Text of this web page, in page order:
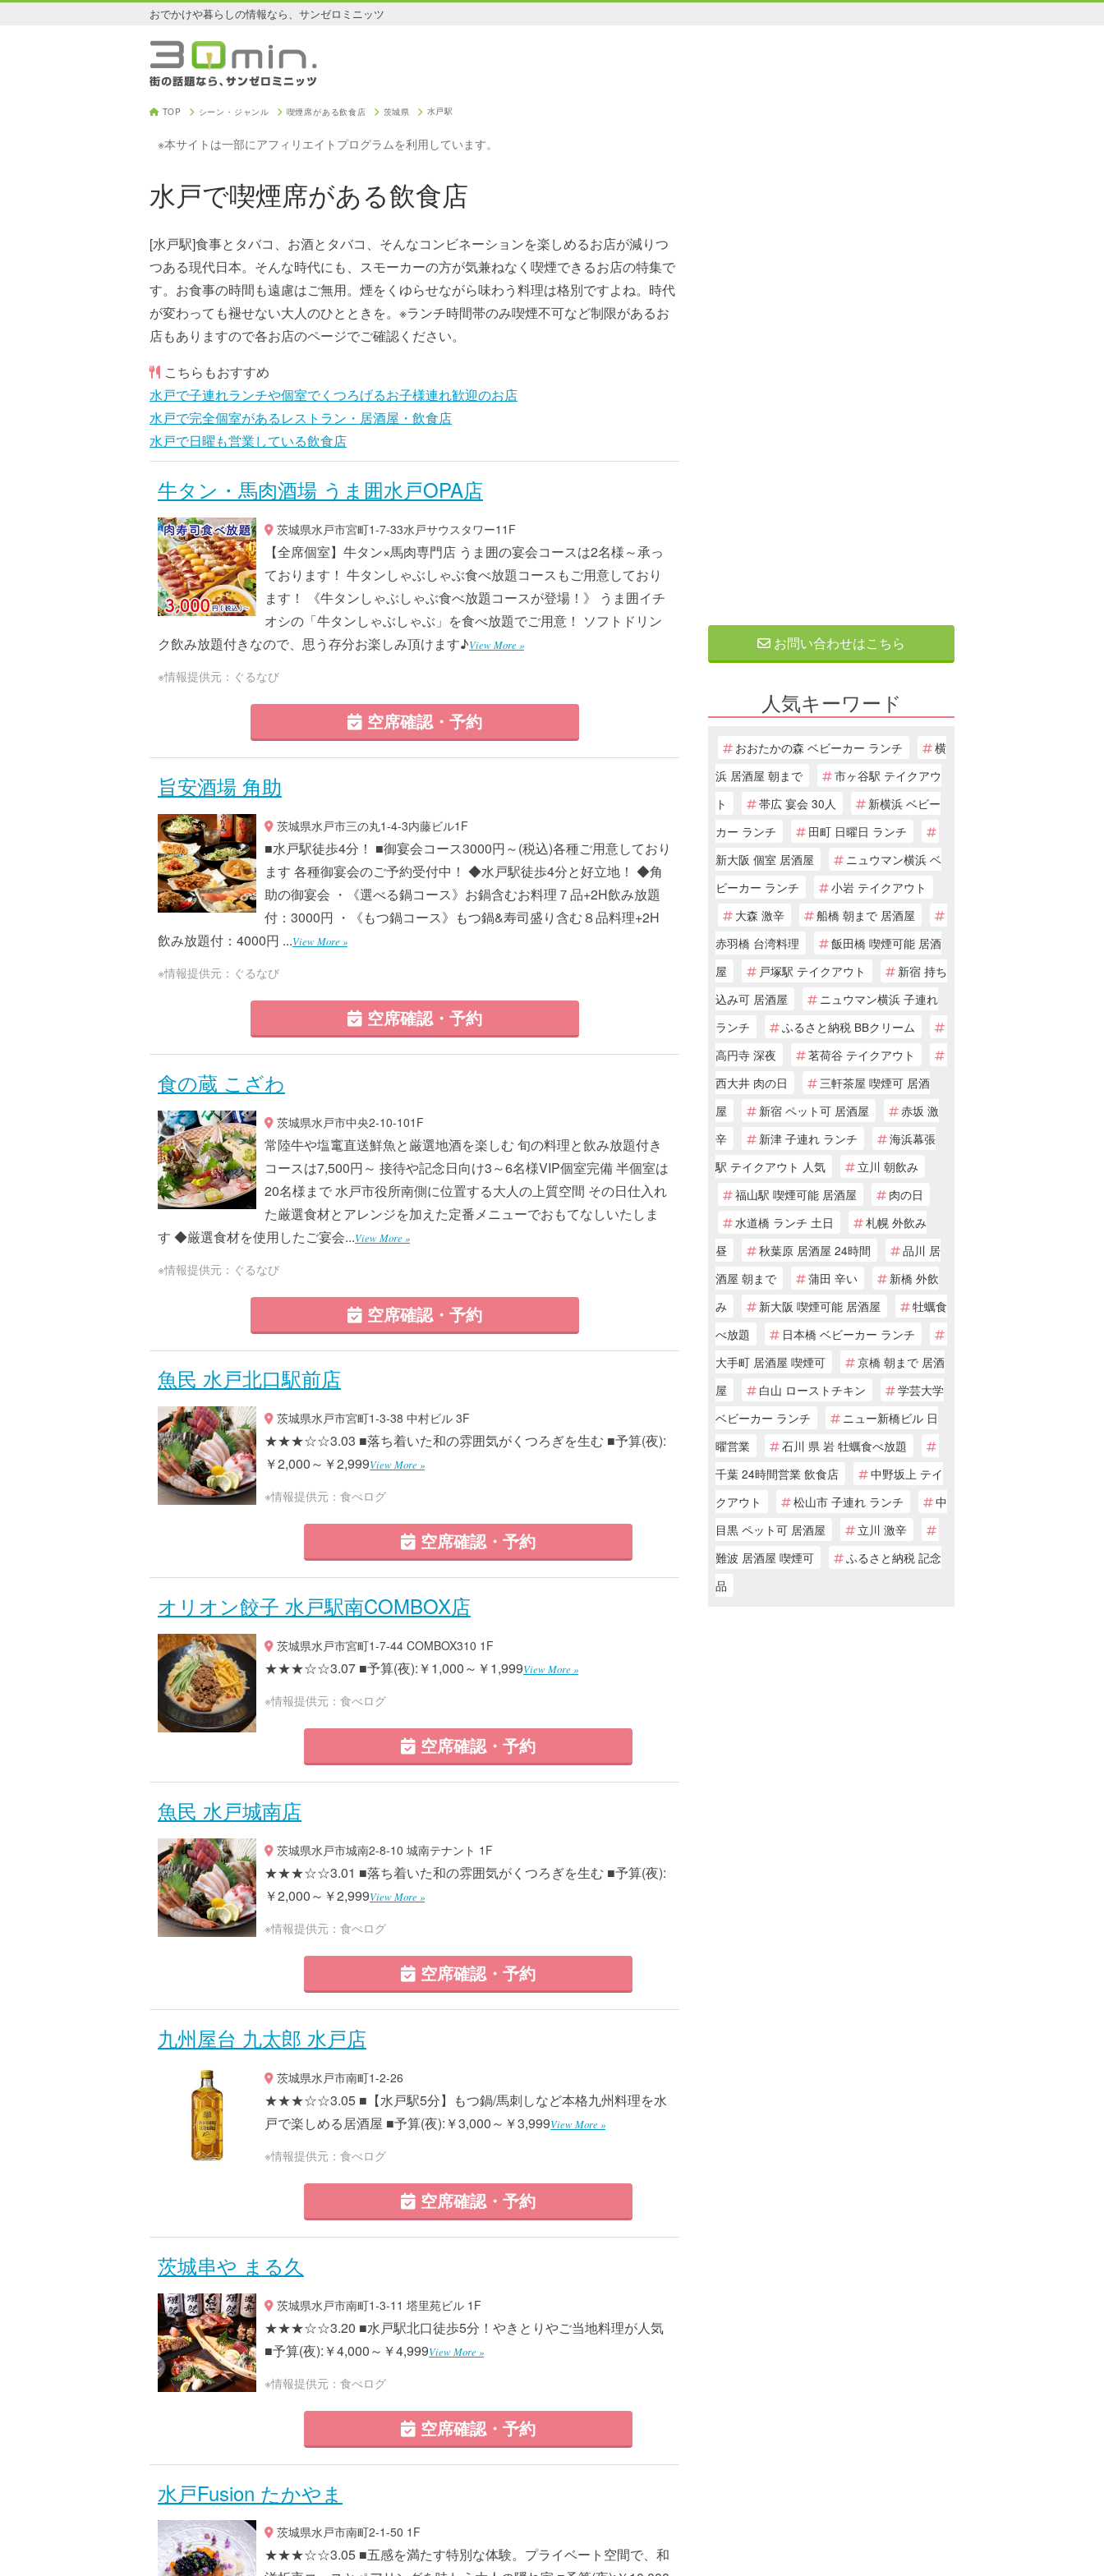
おでかけや暮らしの情報なら、サンゼロミニッツ
TOP シーン・ジャンル 喫煙席がある飲食店 茨城県 水戸駅
※本サイトは一部にアフィリエイトプログラムを利用しています。
水戸で喫煙席がある飲食店
[水戸駅]食事とタバコ、お酒とタバコ、そんなコンビネーションを楽しめるお店が減りつ
つある現代日本。そんな時代にも、スモーカーの方が気兼ねなく喫煙できるお店の特集で
す。お食事の時間も遠慮はご無用。煙をくゆらせながら味わう料理は格別ですよね。時代
が変わっても褪せない大人のひとときを。※ランチ時間帯のみ喫煙不可など制限があるお
店もありますので各お店のページでご確認ください。
こちらもおすすめ
水戸で子連れランチや個室でくつろげるお子様連れ歓迎のお店
水戸で完全個室があるレストラン・居酒屋・飲食店
水戸で日曜も営業している飲食店
牛タン・馬肉酒場 うま囲水戸OPA店
茨城県水戸市宮町1-7-33水戸サウスタワー11F
【全席個室】牛タン×馬肉専門店 うま囲の宴会コースは2名様～承っ
ております！ 牛タンしゃぶしゃぶ食べ放題コースもご用意しており
ます！ 《牛タンしゃぶしゃぶ食べ放題コースが登場！》 うま囲イチ
オシの「牛タンしゃぶしゃぶ」を食べ放題でご用意！ ソフトドリン
ク飲み放題付きなので、思う存分お楽しみ頂けます♪View More »
※情報提供元：ぐるなび
空席確認・予約
旨安酒場 角助
茨城県水戸市三の丸1-4-3内藤ビル1F
■水戸駅徒歩4分！ ■御宴会コース3000円～(税込)各種ご用意しており
ます 各種御宴会のご予約受付中！ ◆水戸駅徒歩4分と好立地！ ◆角
助の御宴会 ・《選べる鍋コース》お鍋含むお料理７品+2H飲み放題
付：3000円 ・《もつ鍋コース》もつ鍋&寿司盛り含む８品料理+2H
飲み放題付：4000円 ...View More »
※情報提供元：ぐるなび
空席確認・予約
食の蔵 こざわ
茨城県水戸市中央2-10-101F
常陸牛や塩竃直送鮮魚と厳選地酒を楽しむ 旬の料理と飲み放題付き
コースは7,500円～ 接待や記念日向け3～6名様VIP個室完備 半個室は
20名様まで 水戸市役所南側に位置する大人の上質空間 その日仕入れ
た厳選食材とアレンジを加えた定番メニューでおもてなしいたしま
す ◆厳選食材を使用したご宴会...View More »
※情報提供元：ぐるなび
空席確認・予約
魚民 水戸北口駅前店
茨城県水戸市宮町1-3-38 中村ビル 3F
★★★☆☆3.03 ■落ち着いた和の雰囲気がくつろぎを生む ■予算(夜):
￥2,000～￥2,999View More »
※情報提供元：食べログ
空席確認・予約
オリオン餃子 水戸駅南COMBOX店
茨城県水戸市宮町1-7-44 COMBOX310 1F
★★★☆☆3.07 ■予算(夜):￥1,000～￥1,999View More »
※情報提供元：食べログ
空席確認・予約
魚民 水戸城南店
茨城県水戸市城南2-8-10 城南テナント 1F
★★★☆☆3.01 ■落ち着いた和の雰囲気がくつろぎを生む ■予算(夜):
￥2,000～￥2,999View More »
※情報提供元：食べログ
空席確認・予約
九州屋台 九太郎 水戸店
茨城県水戸市南町1-2-26
★★★☆☆3.05 ■【水戸駅5分】もつ鍋/馬刺しなど本格九州料理を水
戸で楽しめる居酒屋 ■予算(夜):￥3,000～￥3,999View More »
※情報提供元：食べログ
空席確認・予約
茨城串や まる久
茨城県水戸市南町1-3-11 塔里苑ビル 1F
★★★☆☆3.20 ■水戸駅北口徒歩5分！やきとりやご当地料理が人気
■予算(夜):￥4,000～￥4,999View More »
※情報提供元：食べログ
空席確認・予約
水戸Fusion たかやま
茨城県水戸市南町2-1-50 1F
★★★☆☆3.05 ■五感を満たす特別な体験。プライベート空間で、和
お問い合わせはこちら
人気キーワード
おおたかの森 ベビーカー ランチ
横
浜 居酒屋 朝まで
市ヶ谷駅 テイクアウ
ト
帯広 宴会 30人
新横浜 ベビー
カー ランチ
田町 日曜日 ランチ
新大阪 個室 居酒屋
ニュウマン横浜 ベ
ビーカー ランチ
小岩 テイクアウト
大森 激辛
船橋 朝まで 居酒屋
赤羽橋 台湾料理
飯田橋 喫煙可能 居酒
屋
戸塚駅 テイクアウト
新宿 持ち
込み可 居酒屋
ニュウマン横浜 子連れ
ランチ
ふるさと納税 BBクリーム
高円寺 深夜
茗荷谷 テイクアウト
西大井 肉の日
三軒茶屋 喫煙可 居酒
屋
新宿 ペット可 居酒屋
赤坂 激
辛
新津 子連れ ランチ
海浜幕張
駅 テイクアウト 人気
立川 朝飲み
福山駅 喫煙可能 居酒屋
肉の日
水道橋 ランチ 土日
札幌 外飲み
昼
秋葉原 居酒屋 24時間
品川 居
酒屋 朝まで
蒲田 辛い
新橋 外飲
み
新大阪 喫煙可能 居酒屋
牡蠣食
べ放題
日本橋 ベビーカー ランチ
大手町 居酒屋 喫煙可
京橋 朝まで 居酒
屋
白山 ローストチキン
学芸大学
ベビーカー ランチ
ニュー新橋ビル 日
曜営業
石川 県 岩 牡蠣食べ放題
千葉 24時間営業 飲食店
中野坂上 テイ
クアウト
松山市 子連れ ランチ
中
目黒 ペット可 居酒屋
立川 激辛
難波 居酒屋 喫煙可
ふるさと納税 記念
品